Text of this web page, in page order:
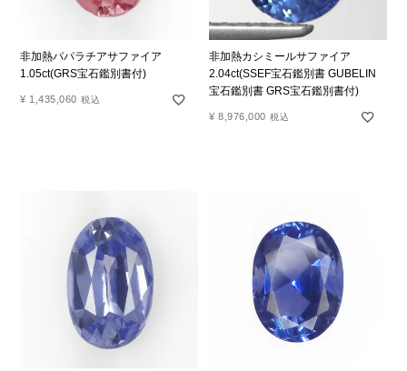
非加熱パパラチアサファイア
1.05ct(GRS宝石鑑別書付)
¥ 1,435,060 税込
非加熱カシミールサファイア
2.04ct(SSEF宝石鑑別書 GUBELIN
宝石鑑別書 GRS宝石鑑別書付)
¥ 8,976,000 税込